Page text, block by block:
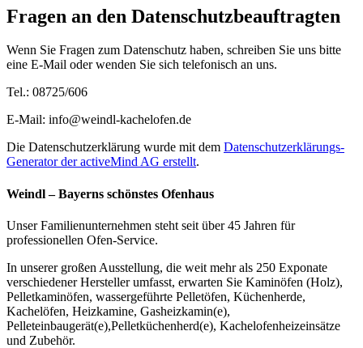
Fragen an den Datenschutzbeauftragten
Wenn Sie Fragen zum Datenschutz haben, schreiben Sie uns bitte
eine E-Mail oder wenden Sie sich telefonisch an uns.
Tel.: 08725/606
E-Mail: info@weindl-kachelofen.de
Die Datenschutzerklärung wurde mit dem Datenschutzerklärungs-
Generator der activeMind AG erstellt.
Weindl – Bayerns schönstes Ofenhaus
Unser Familienunternehmen steht seit über 45 Jahren für
professionellen Ofen-Service.
In unserer großen Ausstellung, die weit mehr als 250 Exponate
verschiedener Hersteller umfasst, erwarten Sie Kaminöfen (Holz),
Pelletkaminöfen, wassergeführte Pelletöfen, Küchenherde,
Kachelöfen, Heizkamine, Gasheizkamin(e),
Pelleteinbaugerät(e),Pelletküchenherd(e), Kachelofenheizeinsätze
und Zubehör.